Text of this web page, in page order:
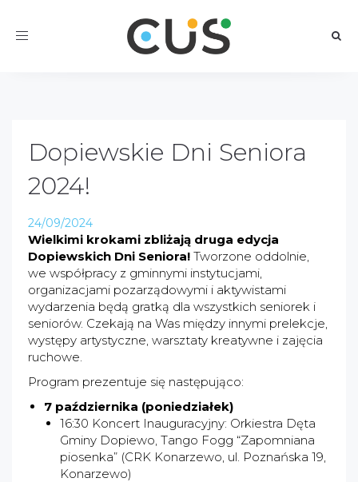
Toggle
Dopiewskie Dni Seniora
2024!
24/09/2024
Wielkimi krokami zbliżają druga edycja
Dopiewskich Dni Seniora! Tworzone oddolnie,
we współpracy z gminnymi instytucjami,
organizacjami pozarządowymi i aktywistami
wydarzenia będą gratką dla wszystkich seniorek i
seniorów. Czekają na Was między innymi prelekcje,
występy artystyczne, warsztaty kreatywne i zajęcia
ruchowe.
Program prezentuje się następująco:
7 października (poniedziałek)
16:30 Koncert Inauguracyjny: Orkiestra Dęta
Gminy Dopiewo, Tango Fogg “Zapomniana
piosenka” (CRK Konarzewo, ul. Poznańska 19,
Konarzewo)